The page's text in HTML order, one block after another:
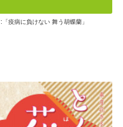
病に負けない 舞う胡蝶蘭」